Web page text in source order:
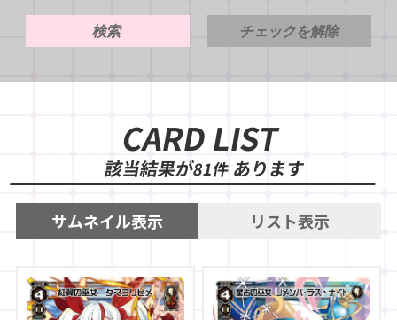
検索 チェックを解除
CARD LIST
該当結果が81件あります
サムネイル表示 リスト表示